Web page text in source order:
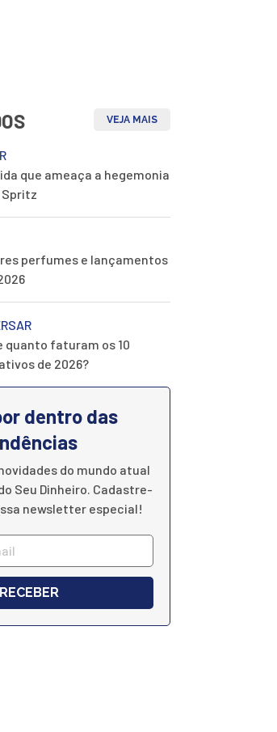
VEJA MAIS
que ameaça a hegemonia
Spritz
perfumes e lançamentos
quanto faturam os 10
de 2026?
dentro das
do mundo atual
Seu Dinheiro. Cadastre-
newsletter especial!
RECEBER